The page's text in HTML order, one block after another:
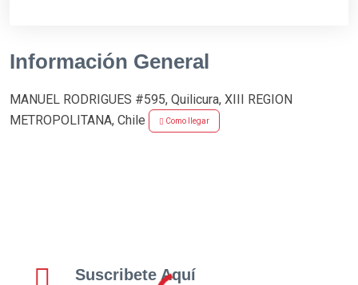
Información General
MANUEL RODRIGUES #595, Quilicura, XIII REGION
METROPOLITANA, Chile
Como llegar
Suscribete Aquí